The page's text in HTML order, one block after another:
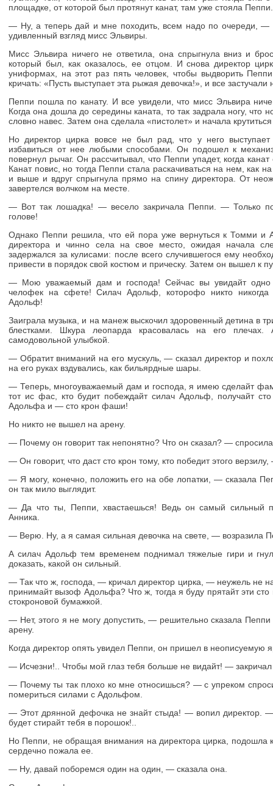
площадке, от которой был протянут канат, там уже стояла Пеппи.
— Ну, а теперь дай и мне походить, всем надо по очереди, —
удивленный взгляд мисс Эльвиры.
Мисс Эльвира ничего не ответила, она спрыгнула вниз и
который был, как оказалось, ее отцом. И снова директор
униформах, на этот раз пять человек, чтобы выдворить
кричать: «Пусть выступает эта рыжая девочка!», и все
Пеппи пошла по канату. И все увидели, что мисс Эльвира
Когда она дошла до середины каната, то так задрала ногу, что
словно навес. Затем она сделала «пистолет» и начала
Но директор цирка вовсе не был рад, что у него
избавиться от нее любыми способами. Он подошел к
повернул рычаг. Он рассчитывал, что Пеппи упадет, когда
Канат повис, но тогда Пеппи стала раскачиваться на нем, как
и выше и вдруг спрыгнула прямо на спину директора. От
завертелся волчком на месте.
— Вот так лошадка! — весело закричала Пеппи. — Только
голове!
Однако Пеппи решила, что ей пора уже вернуться к Томми и
директора и чинно села на свое место, ожидая начала
задержался за кулисами: после всего случившегося ему
привести в порядок свой костюм и прическу. Затем он вышел к
— Мою уважаемый дам и господа! Сейчас вы увидайт
челофек на сфете! Силач Адольф, которофо никто
Адольф!
Заиграла музыка, и на манеж выскочил здоровенный детина в
блестками. Шкура леопарда красовалась на его плечах.
самодовольной улыбкой.
— Обратит вниманий на его мускуль, — сказал директор и
на его руках вздувались, как бильярдные шары.
— Теперь, многоуважаемый дам и господа, я имею сделайт
тот ис фас, кто будит побеждайт силач Адольф, получайт
Адольфа и — сто крон фаши!
Но никто не вышел на арену.
— Почему он говорит так непонятно? Что он сказал? —
— Он говорит, что даст сто крон тому, кто победит этого
— Я могу, конечно, положить его на обе лопатки, — сказала
он так мило выглядит.
— Да что ты, Пеппи, хвастаешься! Ведь он самый сильный
Анника.
— Верю. Ну, а я самая сильная девочка на свете, — возразила
А силач Адольф тем временем поднимал тяжелые гири и
доказать, какой он сильный.
— Так что ж, господа, — кричал директор цирка, — неужель не
принимайт вызоф Адольфа? Что ж, тогда я буду прятайт эти
стокроновой бумажкой.
— Нет, этого я не могу допустить, — решительно сказала
арену.
Когда директор опять увидел Пеппи, он пришел в неописуемую
— Исчезни!.. Чтобы мой глаз тебя больше не видайт! —
— Почему ты так плохо ко мне относишься? — с упреком
помериться силами с Адольфом.
— Этот дрянной дефочка не знайт стыда! — вопил директор.
будет стирайт тебя в порошок!..
Но Пеппи, не обращая внимания на директора цирка, подошла
сердечно пожала ее.
— Ну, давай поборемся один на один, — сказала она.